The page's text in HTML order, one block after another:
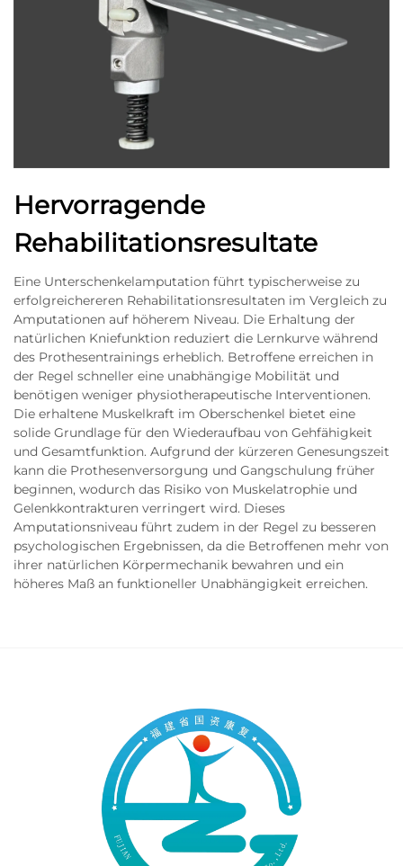
Hervorragende
Rehabilitationsresultate
Eine Unterschenkelamputation führt typischerweise zu
erfolgreichereren Rehabilitationsresultaten im Vergleich zu
Amputationen auf höherem Niveau. Die Erhaltung der
natürlichen Kniefunktion reduziert die Lernkurve während
des Prothesentrainings erheblich. Betroffene erreichen in
der Regel schneller eine unabhängige Mobilität und
benötigen weniger physiotherapeutische Interventionen.
Die erhaltene Muskelkraft im Oberschenkel bietet eine
solide Grundlage für den Wiederaufbau von Gehfähigkeit
und Gesamtfunktion. Aufgrund der kürzeren Genesungszeit
kann die Prothesenversorgung und Gangschulung früher
beginnen, wodurch das Risiko von Muskelatrophie und
Gelenkkontrakturen verringert wird. Dieses
Amputationsniveau führt zudem in der Regel zu besseren
psychologischen Ergebnissen, da die Betroffenen mehr von
ihrer natürlichen Körpermechanik bewahren und ein
höheres Maß an funktioneller Unabhängigkeit erreichen.